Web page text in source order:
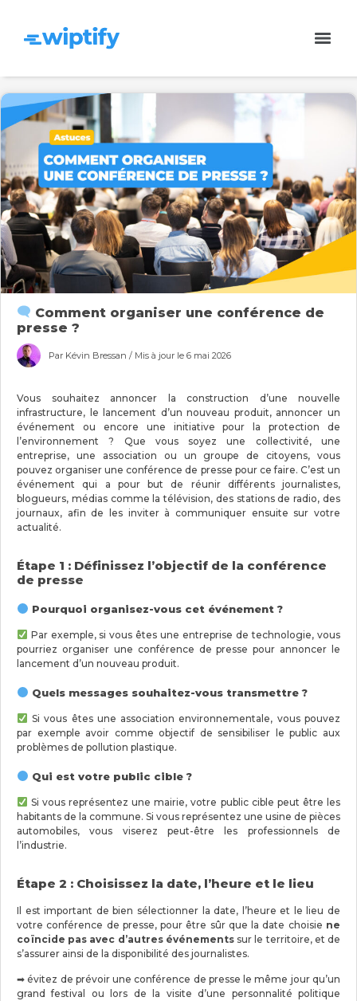
Comment organiser une conférence de
presse ?
Par Kévin Bressan / Mis à jour le 6 mai 2026
Vous souhaitez annoncer la construction d’une nouvelle
infrastructure, le lancement d’un nouveau produit, annoncer un
événement ou encore une initiative pour la protection de
l’environnement ? Que vous soyez une collectivité, une
entreprise, une association ou un groupe de citoyens, vous
pouvez organiser une conférence de presse pour ce faire. C’est un
événement qui a pour but de réunir différents journalistes,
blogueurs, médias comme la télévision, des stations de radio, des
journaux, afin de les inviter à communiquer ensuite sur votre
actualité.
Étape 1 : Définissez l’objectif de la conférence
de presse
Pourquoi organisez-vous cet événement ?
Par exemple, si vous êtes une entreprise de technologie, vous
pourriez organiser une conférence de presse pour annoncer le
lancement d’un nouveau produit.
Quels messages souhaitez-vous transmettre ?
Si vous êtes une association environnementale, vous pouvez
par exemple avoir comme objectif de sensibiliser le public aux
problèmes de pollution plastique.
Qui est votre public cible ?
Si vous représentez une mairie, votre public cible peut être les
habitants de la commune. Si vous représentez une usine de pièces
automobiles, vous viserez peut-être les professionnels de
l’industrie.
Étape 2 : Choisissez la date, l’heure et le lieu
Il est important de bien sélectionner la date, l’heure et le lieu de
votre conférence de presse, pour être sûr que la date choisie ne
coïncide pas avec d’autres événements sur le territoire, et de
s’assurer ainsi de la disponibilité des journalistes.
➡ évitez de prévoir une conférence de presse le même jour qu’un
grand festival ou lors de la visite d’une personnalité politique